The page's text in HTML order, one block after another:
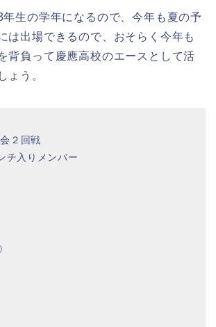
生の学年になるので、今年も夏の予
は出場できるので、おそらく今年も
背負って慶應高校のエースとして活
ょう。
２回戦
チ入りメンバー